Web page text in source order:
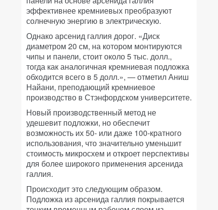
эффективнее кремниевых преобразуют
солнечную энергию в электрическую.
Однако арсенид галлия дорог. «Диск
диаметром 20 см, на котором монтируются
чипы и панели, стоит около 5 тыс. долл.,
тогда как аналогичная кремниевая подложка
обходится всего в 5 долл.», — отметил Аниш
Найани, преподающий кремниевое
производство в Стэнфордском университете.
Новый производственный метод не
удешевит подложки, но обеспечит
возможность их 50- или даже 100-кратного
использования, что значительно уменьшит
стоимость микросхем и откроет перспективы
для более широкого применения арсенида
галлия.
Происходит это следующим образом.
Подложка из арсенида галлия покрывается